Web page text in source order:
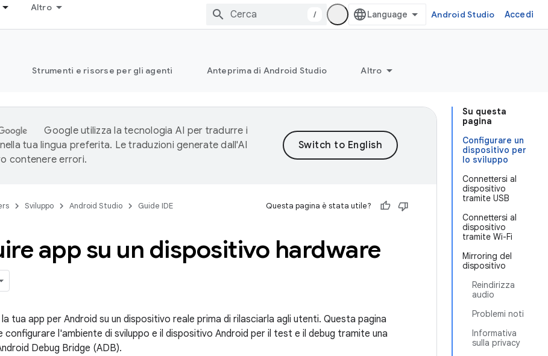
Altro
/ Android Studio Accedi
Strumenti e risorse per gli agenti Anteprima di Android Studio Altro
Su questa
pagina
Configurare un
dispositivo per
lo sviluppo
Connettersi al
dispositivo
tramite USB
Connettersi al
dispositivo
tramite Wi-Fi
Mirroring del
dispositivo
Reindirizza
audio
Problemi noti
Informativa
sulla privacy
Google utilizza la tecnologia AI per tradurre i
tua lingua preferita. Le traduzioni generate dall'AI
contenere errori.
Sviluppo Android Studio Guide IDE Questa pagina è stata utile?
app su un dispositivo hardware
tua app per Android su un dispositivo reale prima di rilasciarla agli utenti. Questa pagina
configurare l'ambiente di sviluppo e il dispositivo Android per il test e il debug tramite una
Debug Bridge (ADB).